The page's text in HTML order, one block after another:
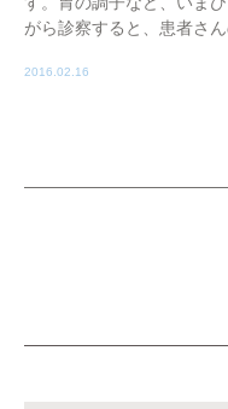
がら診察すると、患者さ
2016.02.16